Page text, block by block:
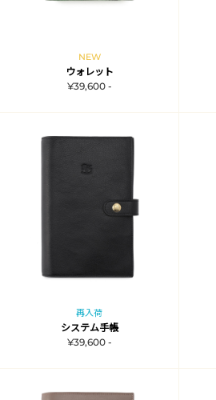
NEW
ウォレット
¥39,600 -
再入荷
システム手帳
¥39,600 -